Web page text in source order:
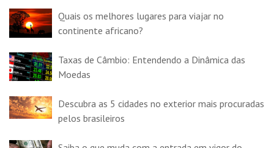
Quais os melhores lugares para viajar no
continente africano?
Taxas de Câmbio: Entendendo a Dinâmica das
Moedas
Descubra as 5 cidades no exterior mais procuradas
pelos brasileiros